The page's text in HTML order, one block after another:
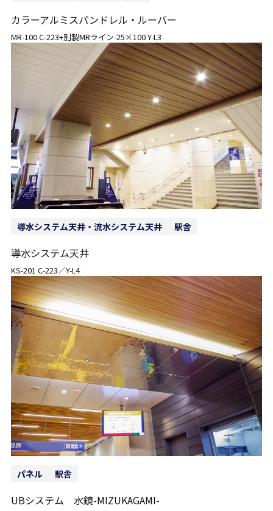
カラーアルミスパンドレル・ルーバー
MR-100 C-223+別製MRライン-25×100 Y-L3
導水システム天井・流水システム天井 駅舎
導水システム天井
KS-201 C-223／Y-L4
パネル 駅舎
UBシステム 水鏡-MIZUKAGAMI-